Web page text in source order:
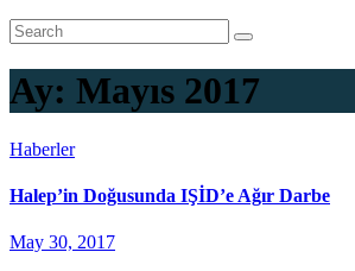
Ay: Mayıs 2017
Haberler
Halep’in Doğusunda IŞİD’e Ağır Darbe
May 30, 2017